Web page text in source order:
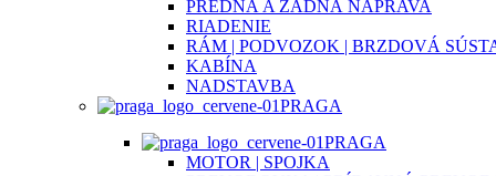
PREDNÁ A ZADNÁ NÁPRAVA
RIADENIE
RÁM | PODVOZOK | BRZDOVÁ
KABÍNA
NADSTAVBA
PRAGA
PRAGA
MOTOR | SPOJKA